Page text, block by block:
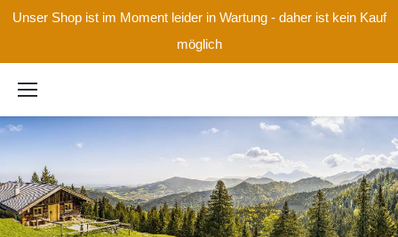
Unser Shop ist im Moment leider in Wartung - daher ist kein Kauf
möglich